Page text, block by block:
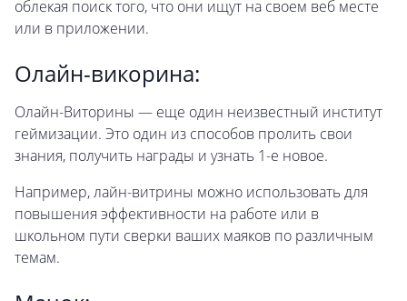
облекая поиск того, что они ищут на своем веб месте
или в приложении.
Олайн-викорина:
Олайн-Виторины — еще один неизвестный институт
геймизации. Это один из способов пролить свои
знания, получить награды и узнать 1-е новое.
Например, лайн-витрины можно использовать для
повышения эффективности на работе или в
школьном пути сверки ваших маяков по различным
темам.